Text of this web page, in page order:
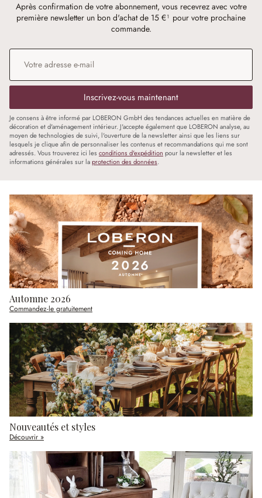
Après confirmation de votre abonnement, vous recevrez avec votre
première newsletter un bon d'achat de 15 €¹ pour votre prochaine
commande.
Adresse e-mail
Inscrivez-vous maintenant
Je consens à être informé par LOBERON GmbH des tendances actuelles en matière de
décoration et d'aménagement intérieur. J'accepte également que LOBERON analyse, au
moyen de technologies de suivi, l'ouverture de la newsletter ainsi que les liens sur
lesquels je clique afin de personnaliser les contenus et recommandations qui me sont
adressés. Vous trouverez ici les conditions d'expédition pour la newsletter et les
informations générales sur laprotection des données.
Automne 2026
Commandez-le gratuitement
Nouveautés et styles
Découvrir »